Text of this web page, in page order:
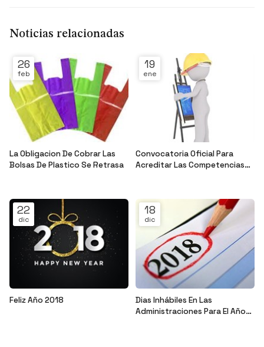
Noticias relacionadas
26
feb
La Obligacion De Cobrar Las
Bolsas De Plastico Se Retrasa
19
ene
Convocatoria Oficial Para
Acreditar Las Competencias
22
dic
Feliz Año 2018
18
dic
Dias Inhábiles En Las
Administraciones Para El Año